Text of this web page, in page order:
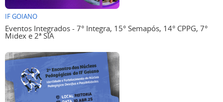
IF GOIANO
Eventos Integrados - 7° Integra, 15° Semapós, 14° CPPG, 7°
Midex e 2ª SIA